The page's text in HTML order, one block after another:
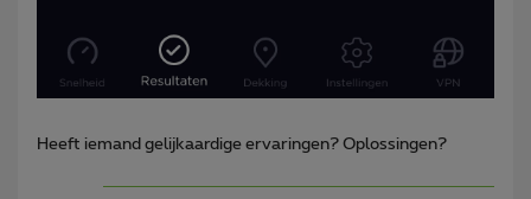
Heeft iemand gelijkaardige ervaringen? Oplossingen?